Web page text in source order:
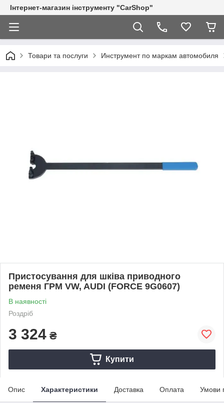
Інтернет-магазин інструменту "CarShop"
Товари та послуги Инструмент по маркам автомобиля
Пристосування для шківа приводного
ременя ГРМ VW, AUDI (FORCE 9G0607)
В наявності
Роздріб
3 324 ₴
Купити
Опис Характеристики Доставка Оплата Умови